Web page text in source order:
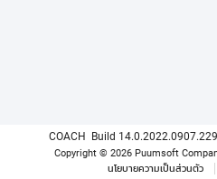
COACH Build
Copyright © 2026 Puumsoft
นโยบายความเป็นส่วนตัว